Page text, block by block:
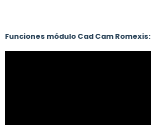
Funciones módulo Cad Cam Romexis: